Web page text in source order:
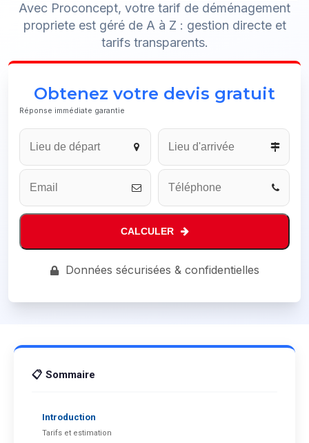
Avec Proconcept, votre tarif de déménagement
propriete est géré de A à Z : gestion directe et
tarifs transparents.
Obtenez votre devis gratuit
Réponse immédiate garantie
CALCULER
Données sécurisées & confidentielles
📋 Sommaire
Introduction
Tarifs et estimation